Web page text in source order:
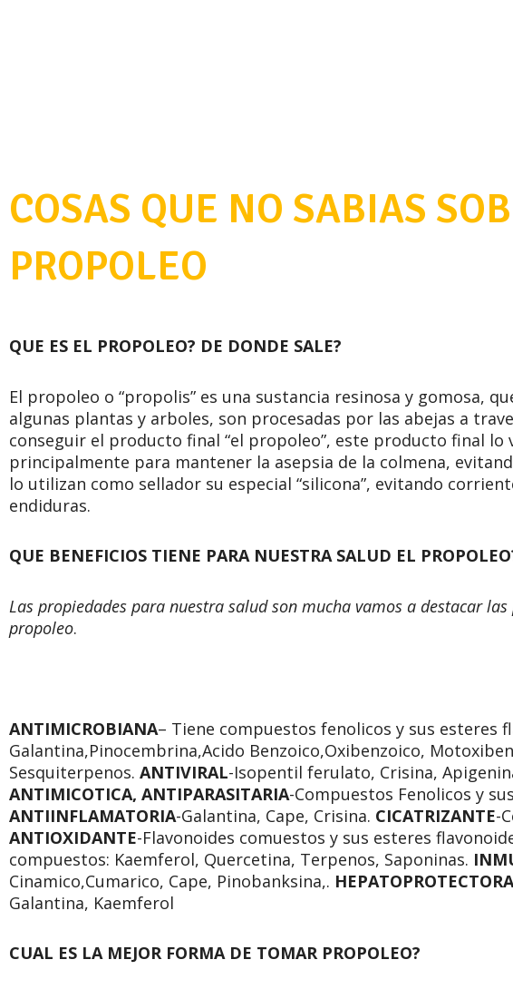
COSAS QUE NO SABIAS
PROPOLEO
QUE ES EL PROPOLEO? DE DONDE SALE?
El propoleo o “propolis” es una sustancia resinosa y gomosa,
algunas plantas y arboles, son procesadas por las abejas a
conseguir el producto final “el propoleo”, este producto final lo
principalmente para mantener la asepsia de la colmena,
lo utilizan como sellador su especial “silicona”, evitando
endiduras.
QUE BENEFICIOS TIENE PARA NUESTRA SALUD EL
Las propiedades para nuestra salud son mucha vamos a destacar
propoleo.
ANTIMICROBIANA– Tiene compuestos fenolicos y sus esteres
Galantina,Pinocembrina,Acido Benzoico,Oxibenzoico,
Sesquiterpenos. ANTIVIRAL-Isopentil ferulato, Crisina,
ANTIMICOTICA, ANTIPARASITARIA-Compuestos Fenolicos y
ANTIINFLAMATORIA-Galantina, Cape, Crisina. CICATRIZANTE-
ANTIOXIDANTE-Flavonoides comuestos y sus esteres
compuestos: Kaemferol, Quercetina, Terpenos, Saponinas.
Cinamico,Cumarico, Cape, Pinobanksina,. HEPATOPROTECTORA
Galantina, Kaemferol
CUAL ES LA MEJOR FORMA DE TOMAR PROPOLEO?